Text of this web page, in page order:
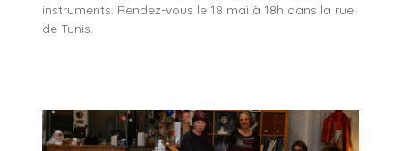
instruments. Rendez-vous le 18 mai à 18h dans la rue
de Tunis.